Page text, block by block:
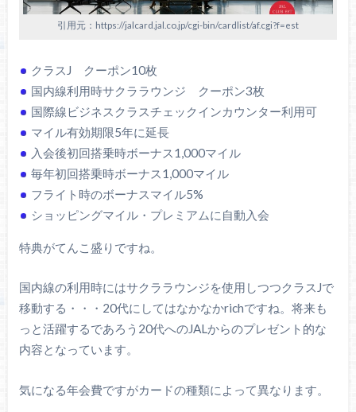
引用元：https://jalcard.jal.co.jp/cgi-bin/cardlist/af.cgi?f=est
クラスJ クーポン10枚
国内線利用時サクララウンジ クーポン3枚
国際線ビジネスクラスチェックインカウンター利用可
マイル有効期限5年に延長
入会後初回搭乗時ボーナス1,000マイル
毎年初回搭乗時ボーナス1,000マイル
フライト時のボーナスマイル5%
ショッピングマイル・プレミアムに自動入会
特典がてんこ盛りですね。
国内線の利用時にはサクララウンジを使用しつつクラスJで
移動する・・・20代にしてはなかなかrichですね。将来も
っと活躍するであろう20代へのJALからのプレゼント的な
内容となっています。
気になる年会費ですがカードの種類によって異なります。